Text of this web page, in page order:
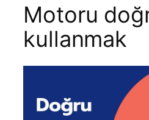
Motoru
kullanmak